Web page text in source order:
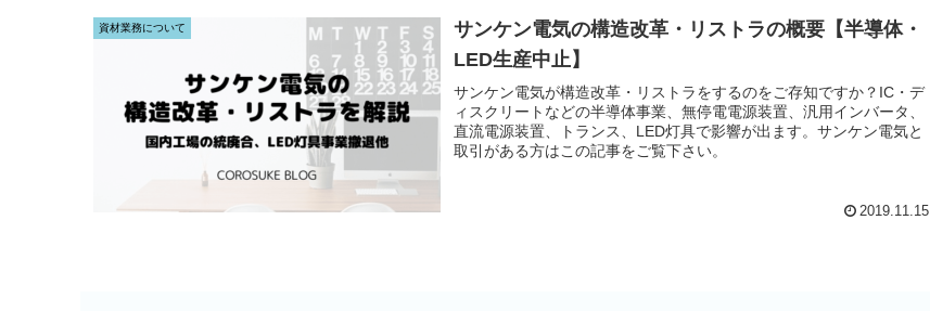
資材業務について
サンケン電気の構造改革・リストラの概要【半導体・
LED生産中止】
サンケン電気が構造改革・リストラをするのをご存知ですか？IC・デ
ィスクリートなどの半導体事業、無停電電源装置、汎用インバータ、
直流電源装置、トランス、LED灯具で影響が出ます。サンケン電気と
取引がある方はこの記事をご覧下さい。
2019.11.15